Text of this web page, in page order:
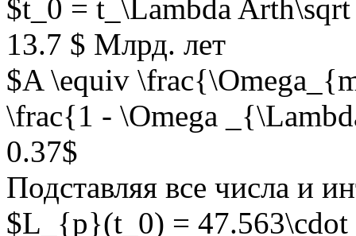
$t_0 = t_\Lambda
13.7 $ Млрд. лет
$A \equiv
\frac{1 - \Omega
0.37$
Подставляя все числа и
$L_{p}(t_0) = 47.563\cdot